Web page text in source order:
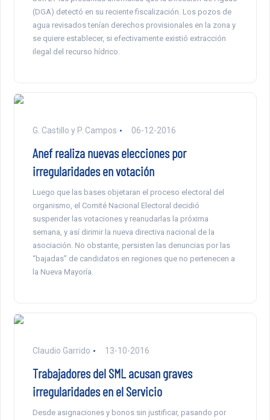
(DGA) detectó en su reciente fiscalización. Los pozos de
agua revisados tenían derechos provisionales en la zona y
se quiere establecer, si efectivamente existió extracción
ilegal del recurso hídrico.
G. Castillo y P. Campos 06-12-2016
Anef realiza nuevas elecciones por
irregularidades en votación
Luego que las bases objetaran el proceso electoral del
organismo, el Comité Nacional Electoral decidió
suspender las votaciones y reanudarlas la próxima
semana, y así dirimir la nueva directiva nacional de la
asociación. No obstante, persisten las denuncias por las
“bajadas” de candidatos en regiones que no pertenecen a
la Nueva Mayoría.
Claudio Garrido 13-10-2016
Trabajadores del SML acusan graves
irregularidades en el Servicio
Desde asignaciones y bonos sin justificar, pasando por